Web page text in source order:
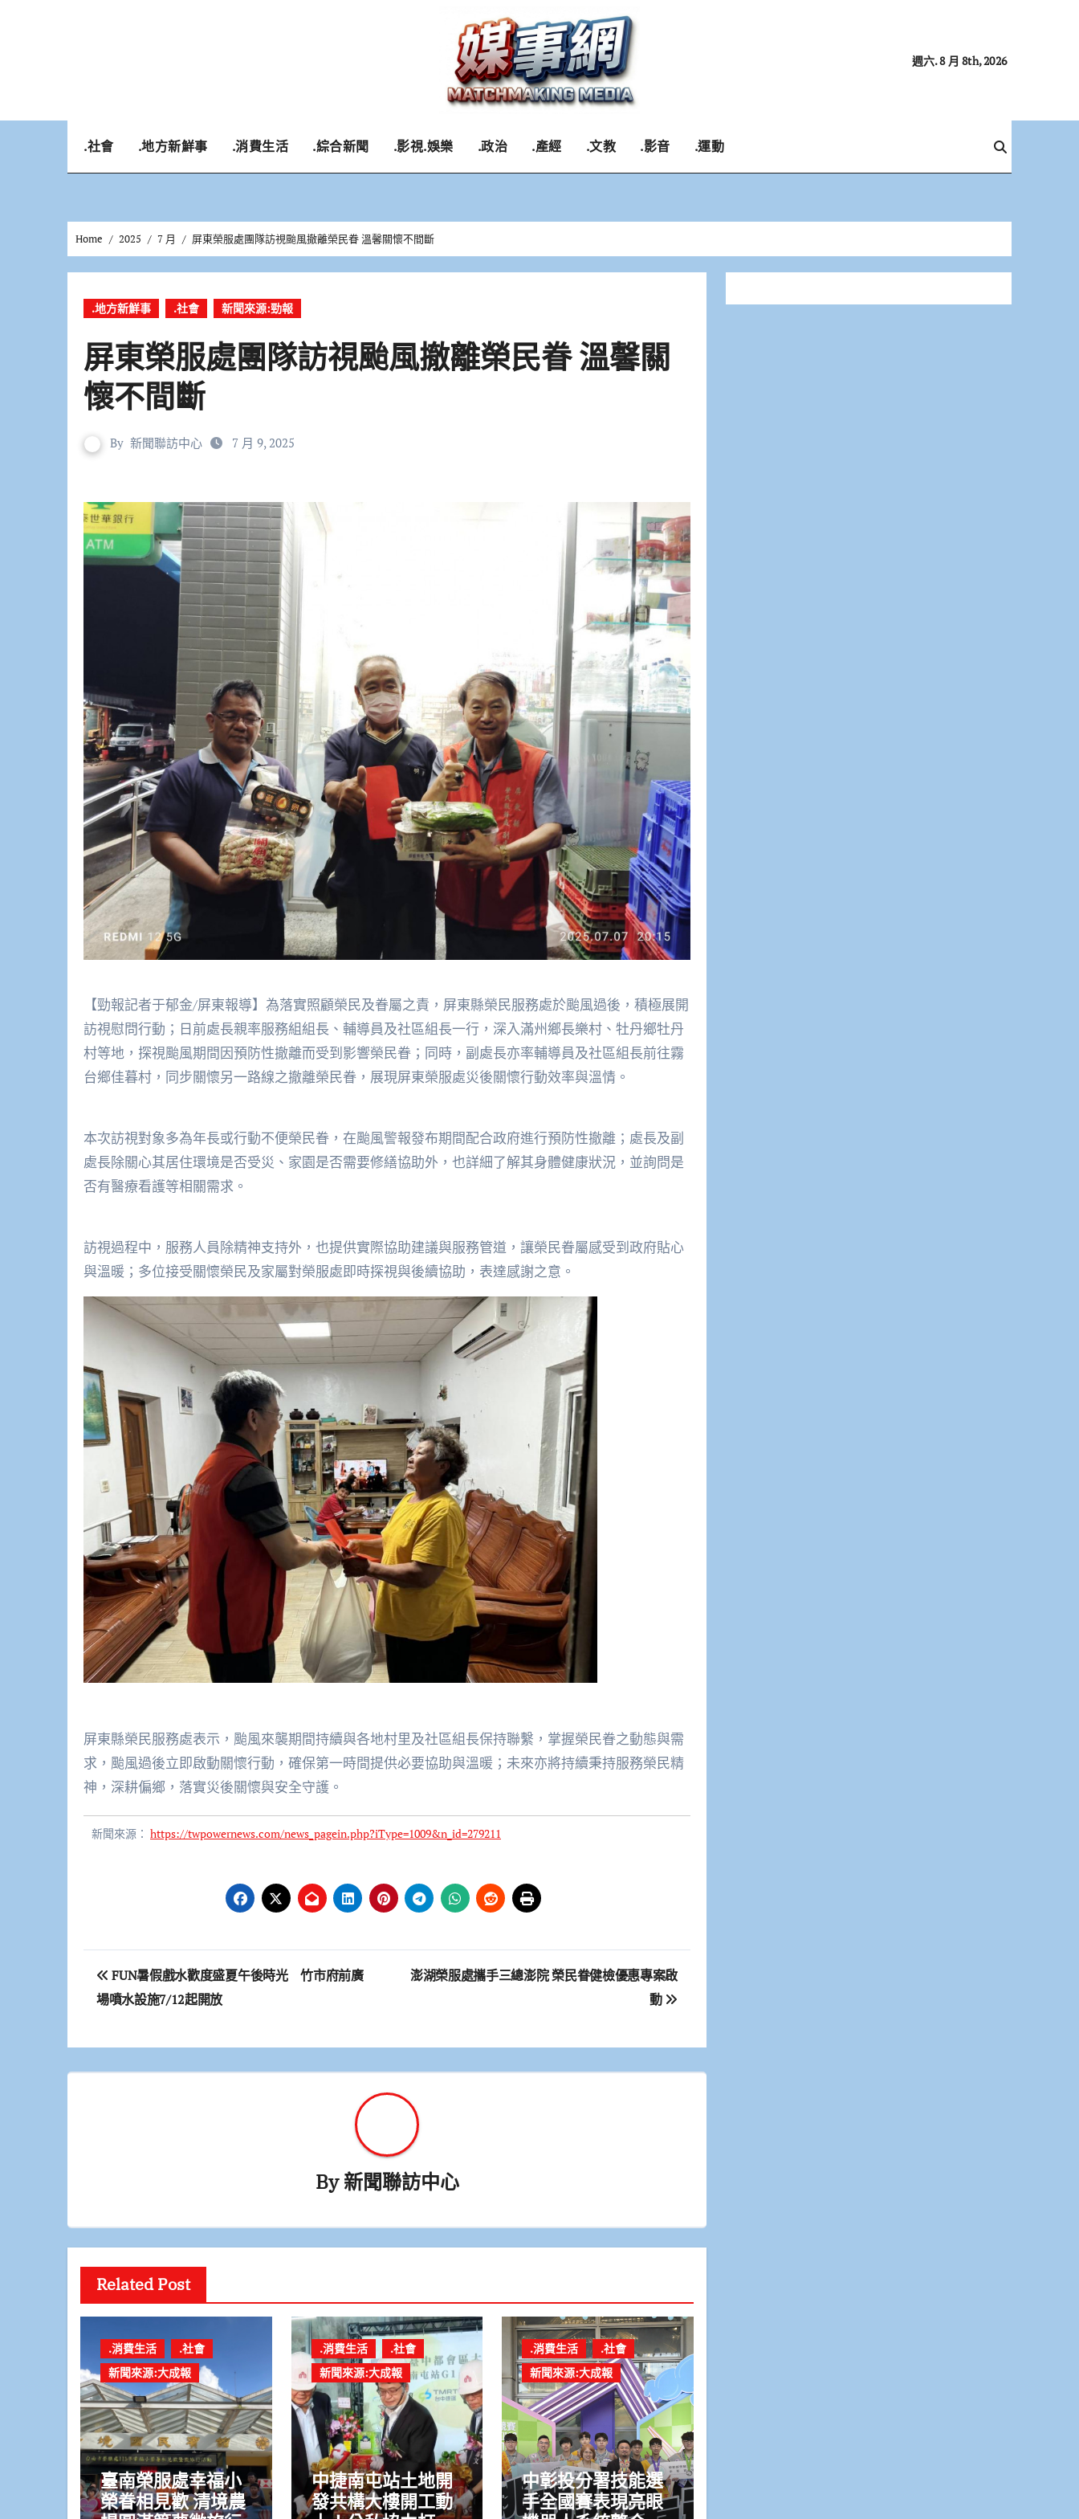
週六. 8 月 8th, 2026
.社會 .地方新鮮事 .消費生活 .綜合新聞 .影視.娛樂 .政治 .產經 .文教 .影音 .運動
Home 2025 7 月 屏東榮服處團隊訪視颱風撤離榮民眷 溫馨關懷不間斷
.地方新鮮事 .社會 新聞來源:勁報
屏東榮服處團隊訪視颱風撤離榮民眷 溫馨關
懷不間斷
By 新聞聯訪中心 7 月 9, 2025
【勁報記者于郁金/屏東報導】為落實照顧榮民及眷屬之責，屏東縣榮民服務處於颱風過後，積極展開
訪視慰問行動；日前處長親率服務組組長、輔導員及社區組長一行，深入滿州鄉長樂村、牡丹鄉牡丹
村等地，探視颱風期間因預防性撤離而受到影響榮民眷；同時，副處長亦率輔導員及社區組長前往霧
台鄉佳暮村，同步關懷另一路線之撤離榮民眷，展現屏東榮服處災後關懷行動效率與溫情。
本次訪視對象多為年長或行動不便榮民眷，在颱風警報發布期間配合政府進行預防性撤離；處長及副
處長除關心其居住環境是否受災、家園是否需要修繕協助外，也詳細了解其身體健康狀況，並詢問是
否有醫療看護等相關需求。
訪視過程中，服務人員除精神支持外，也提供實際協助建議與服務管道，讓榮民眷屬感受到政府貼心
與溫暖；多位接受關懷榮民及家屬對榮服處即時探視與後續協助，表達感謝之意。
屏東縣榮民服務處表示，颱風來襲期間持續與各地村里及社區組長保持聯繫，掌握榮民眷之動態與需
求，颱風過後立即啟動關懷行動，確保第一時間提供必要協助與溫暖；未來亦將持續秉持服務榮民精
神，深耕偏鄉，落實災後關懷與安全守護。
新聞來源： https://twpowernews.com/news_pagein.php?iType=1009&n_id=279211
文
章
覽
FUN暑假戲水歡度盛夏午後時光 竹市府前廣
場噴水設施7/12起開放
澎湖榮服處攜手三總澎院 榮民眷健檢優惠專案啟
動
By新聞聯訪中心
Related Post
.消費生活
.社會
新聞來源:大成報
臺南榮服處幸福小
榮眷相見歡 清境農
.消費生活
.社會
新聞來源:大成報
中捷南屯站土地開
發共構大樓開工動
.消費生活
.社會
新聞來源:大成報
中彰投分署技能選
手全國賽表現亮眼